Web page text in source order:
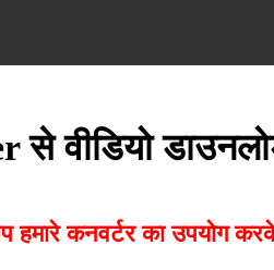
से वीडियो
कनवर्टर का उपयोग